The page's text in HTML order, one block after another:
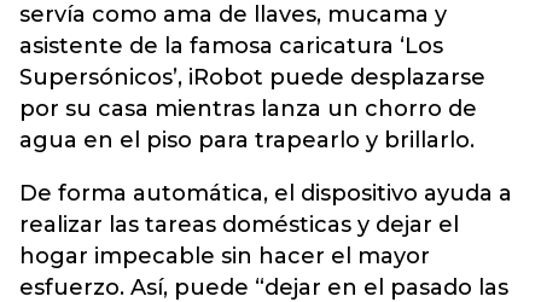
servía como ama de llaves, mucama y
asistente de la famosa caricatura ‘Los
Supersónicos’, iRobot puede desplazarse
por su casa mientras lanza un chorro de
agua en el piso para trapearlo y brillarlo.
De forma automática, el dispositivo ayuda a
realizar las tareas domésticas y dejar el
hogar impecable sin hacer el mayor
esfuerzo. Así, puede “dejar en el pasado las